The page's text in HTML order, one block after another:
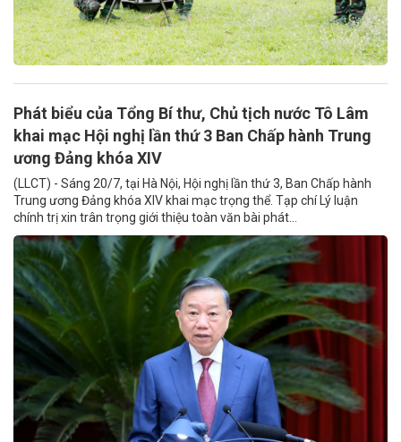
Phát biểu của Tổng Bí thư, Chủ tịch nước Tô Lâm
khai mạc Hội nghị lần thứ 3 Ban Chấp hành Trung
ương Đảng khóa XIV
(LLCT) - Sáng 20/7, tại Hà Nội, Hội nghị lần thứ 3, Ban Chấp hành
Trung ương Đảng khóa XIV khai mạc trọng thể. Tạp chí Lý luận
chính trị xin trân trọng giới thiệu toàn văn bài phát...